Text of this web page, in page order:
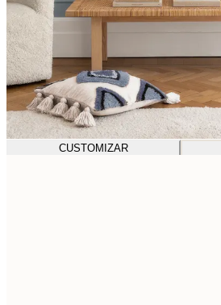
CUSTOMIZAR